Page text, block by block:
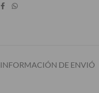
INFORMACIÓN DE ENVIÓ